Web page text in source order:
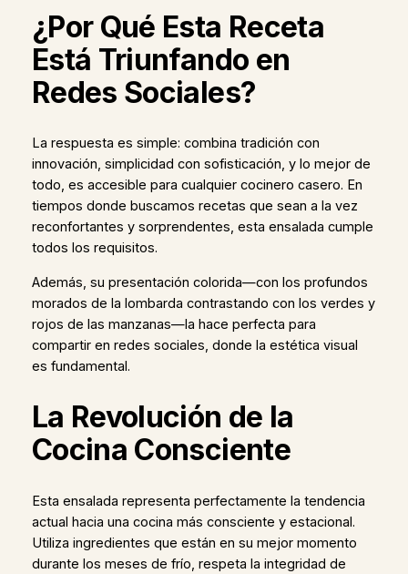
¿Por Qué Esta Receta
Está Triunfando en
Redes Sociales?
La respuesta es simple: combina tradición con
innovación, simplicidad con sofisticación, y lo mejor de
todo, es accesible para cualquier cocinero casero. En
tiempos donde buscamos recetas que sean a la vez
reconfortantes y sorprendentes, esta ensalada cumple
todos los requisitos.
Además, su presentación colorida—con los profundos
morados de la lombarda contrastando con los verdes y
rojos de las manzanas—la hace perfecta para
compartir en redes sociales, donde la estética visual
es fundamental.
La Revolución de la
Cocina Consciente
Esta ensalada representa perfectamente la tendencia
actual hacia una cocina más consciente y estacional.
Utiliza ingredientes que están en su mejor momento
durante los meses de frío, respeta la integridad de